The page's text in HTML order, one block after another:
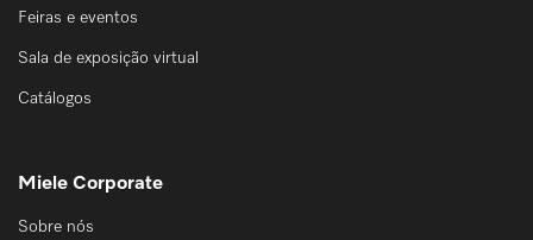
Feiras e eventos
Sala de exposição virtual
Catálogos
Miele Corporate
Sobre nós